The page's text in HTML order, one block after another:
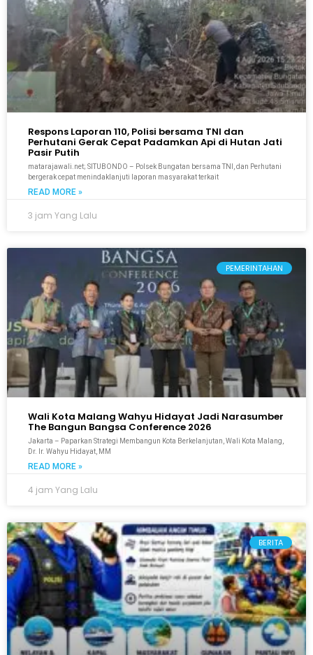
Respons Laporan 110, Polisi bersama TNI dan
Perhutani Gerak Cepat Padamkan Api di Hutan Jati
Pasir Putih
matarajawali.net; SITUBONDO – Polsek Bungatan bersama TNI, dan Perhutani
bergerak cepat menindaklanjuti laporan masyarakat terkait
READ MORE »
3 jam Yang Lalu
PEMERINTAHAN
Wali Kota Malang Wahyu Hidayat Jadi Narasumber
The Bangun Bangsa Conference 2026
Jakarta – Paparkan Strategi Membangun Kota Berkelanjutan, Wali Kota Malang,
Dr. Ir. Wahyu Hidayat, MM
READ MORE »
4 jam Yang Lalu
BERITA